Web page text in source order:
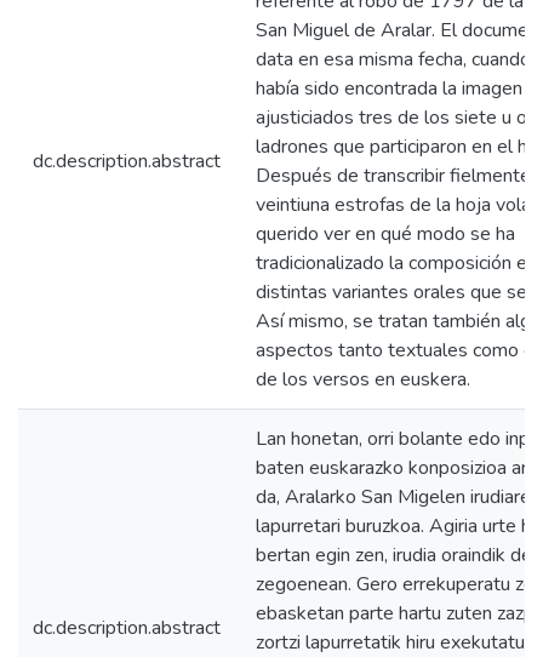
dc.description.abstract
San Miguel de Aralar. El
data en esa misma fecha, cuando
había sido encontrada la imagen ni
ajusticiados tres de los siete u
ladrones que participaron en el
Después de transcribir fielmente
veintiuna estrofas de la hoja
querido ver en qué modo se ha
tradicionalizado la composición en
distintas variantes orales que se
Así mismo, se tratan también
aspectos tanto textuales como
de los versos en euskera.
dc.description.abstract
Lan honetan, orri bolante edo
baten euskarazko konposizioa
da, Aralarko San Migelen
lapurretari buruzkoa. Agiria urte
bertan egin zen, irudia oraindik
zegoenean. Gero errekuperatu
ebasketan parte hartu zuten
zortzi lapurretatik hiru exekutatu